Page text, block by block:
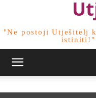
"Ne postoji Utješitelj
istiniti!"